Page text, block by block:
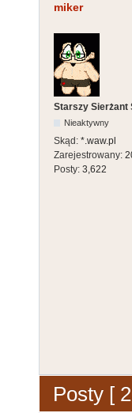
miker
Starszy Sierżant
Nieaktywny
Skąd: *.waw.pl
Zarejestrowany:
Posty: 3,622
Posty [